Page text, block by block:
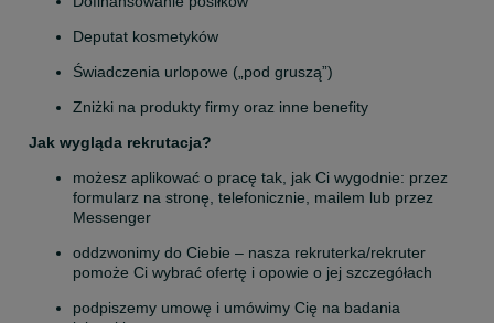
Deputat kosmetyków
Świadczenia urlopowe („pod gruszą”)
Zniżki na produkty firmy oraz inne benefity
Jak wygląda rekrutacja?
możesz aplikować o pracę tak, jak Ci wygodnie: przez
formularz na stronę, telefonicznie, mailem lub przez
Messenger
oddzwonimy do Ciebie – nasza rekruterka/rekruter
pomoże Ci wybrać ofertę i opowie o jej szczegółach
podpiszemy umowę i umówimy Cię na badania